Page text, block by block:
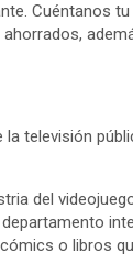
Cuéntanos
televisión
del
o libros